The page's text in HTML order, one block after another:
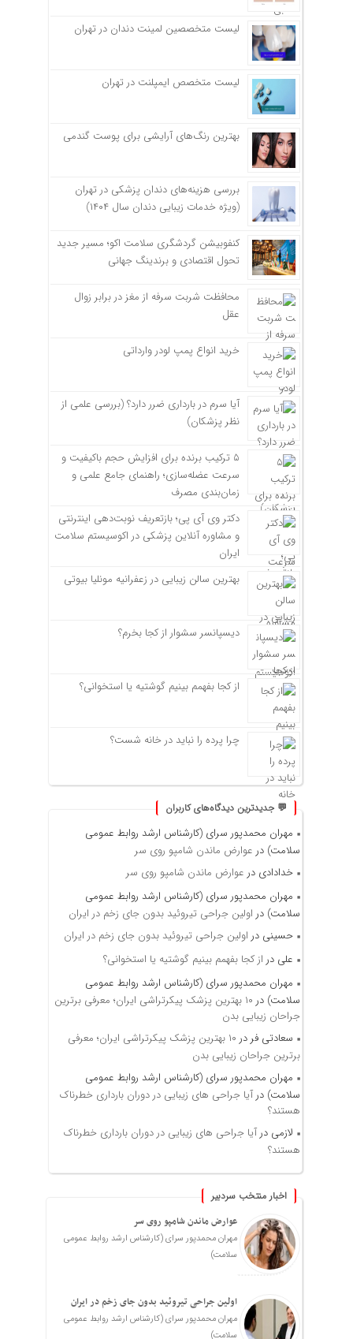
لیست متخصصین لمینت دندان در تهران
لیست متخصص ایمپلنت در تهران
بهترین رنگ‌های آرایشی برای پوست گندمی
بررسی هزینه‌های دندان پزشکی در تهران
(ویژه خدمات زیبایی دندان سال ۱۴۰۴)
کنفوبیشن گردشگری سلامت اکو؛ مسیر جدید
تحول اقتصادی و برندینگ جهانی
محافظت شربت سرفه از مغز در برابر زوال
عقل
خرید انواع پمپ لودر وارداتی
آیا سرم در بارداری ضرر دارد؟ (بررسی علمی از
نظر پزشکان)
۵ ترکیب برنده برای افزایش حجم باکیفیت و
سرعت عضله‌سازی؛ راهنمای جامع علمی و
زمان‌بندی مصرف
دکتر وی آی پی؛ بازتعریف نوبت‌دهی اینترنتی
و مشاوره آنلاین پزشکی در اکوسیستم سلامت
ایران
بهترین سالن زیبایی در زعفرانیه مونلیا بیوتی
دیسپانسر سشوار از کجا بخرم؟
از کجا بفهمم بینیم گوشتیه یا استخوانی؟
چرا پرده را نباید در خانه شست؟
💬 جدیدترین دیدگاه‌های کاربران
مهران محمدپور سرای (کارشناس ارشد روابط عمومی
سلامت) در عوارض ماندن شامپو روی سر
خدادادی در عوارض ماندن شامپو روی سر
مهران محمدپور سرای (کارشناس ارشد روابط عمومی
سلامت) در اولین جراحی تیروئید بدون جای زخم در ایران
حسینی در اولین جراحی تیروئید بدون جای زخم در ایران
علی در از کجا بفهمم بینیم گوشتیه یا استخوانی؟
مهران محمدپور سرای (کارشناس ارشد روابط عمومی
سلامت) در
۱۰ بهترین پزشک پیکرتراشی ایران؛ معرفی برترین
جراحان زیبایی بدن
سعادتی فر در
۱۰ بهترین پزشک پیکرتراشی ایران؛ معرفی
برترین جراحان زیبایی بدن
مهران محمدپور سرای (کارشناس ارشد روابط عمومی
سلامت) در آیا جراحی های زیبایی در دوران بارداری خطرناک
هستند؟
لازمی در آیا جراحی های زیبایی در دوران بارداری خطرناک
هستند؟
اخبار منتخب سردبیر
عوارض ماندن شامپو روی سر
مهران محمدپور سرای (کارشناس ارشد روابط عمومی
سلامت)
اولین جراحی تیروئید بدون جای زخم در ایران
مهران محمدپور سرای (کارشناس ارشد روابط عمومی
سلامت)